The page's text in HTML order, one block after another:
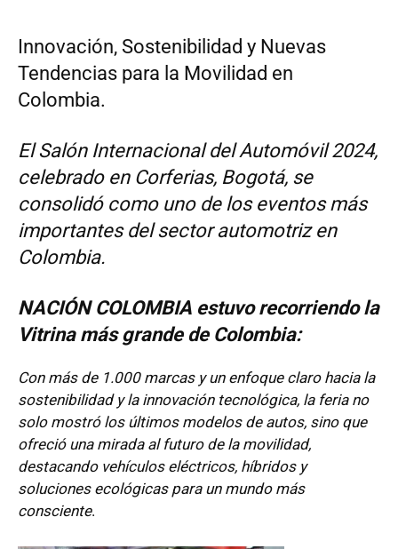
Innovación, Sostenibilidad y Nuevas
Tendencias para la Movilidad en
Colombia.
El Salón Internacional del Automóvil 2024,
celebrado en Corferias, Bogotá, se
consolidó como uno de los eventos más
importantes del sector automotriz en
Colombia.
NACIÓN COLOMBIA estuvo recorriendo la
Vitrina más grande de Colombia:
Con más de 1.000 marcas y un enfoque claro hacia la
sostenibilidad y la innovación tecnológica, la feria no
solo mostró los últimos modelos de autos, sino que
ofreció una mirada al futuro de la movilidad,
destacando vehículos eléctricos, híbridos y
soluciones ecológicas para un mundo más
consciente.